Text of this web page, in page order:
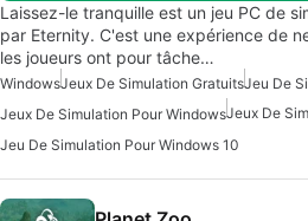
Laissez-le tranquille est un jeu PC de
par Eternity. C'est une expérience de
les joueurs ont pour tâche…
WindowsJeux De Simulation GratuitsJeu De
Jeux De Simulation Pour WindowsJeux De
Jeu De Simulation Pour Windows 10